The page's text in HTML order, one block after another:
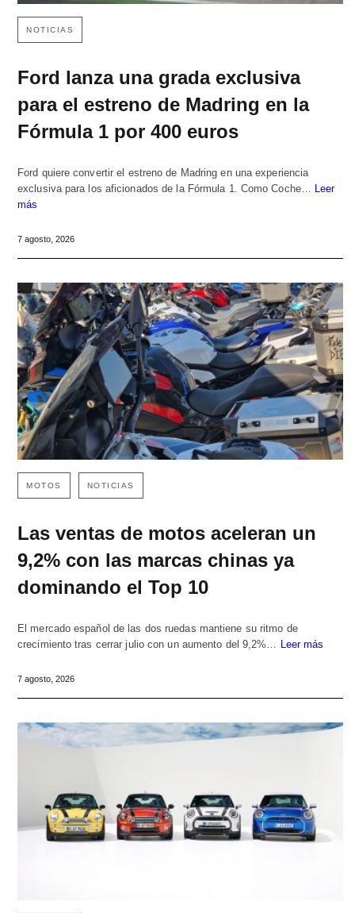
NOTICIAS
Ford lanza una grada exclusiva
para el estreno de Madring en la
Fórmula 1 por 400 euros
Ford quiere convertir el estreno de Madring en una experiencia
exclusiva para los aficionados de la Fórmula 1. Como Coche… Leer
más
7 agosto, 2026
MOTOS NOTICIAS
Las ventas de motos aceleran un
9,2% con las marcas chinas ya
dominando el Top 10
El mercado español de las dos ruedas mantiene su ritmo de
crecimiento tras cerrar julio con un aumento del 9,2%… Leer más
7 agosto, 2026